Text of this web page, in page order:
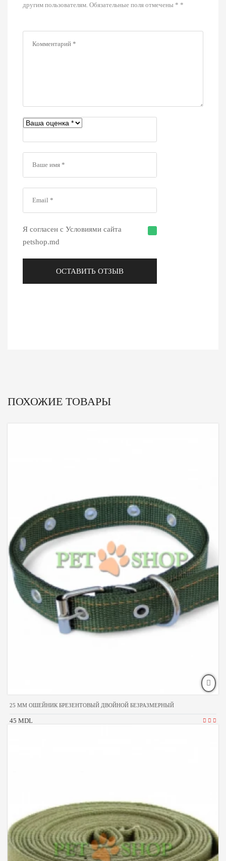
другим пользователям. Обязательные поля отмечены * *
Я согласен с Условиями сайта
petshop.md
ОСТАВИТЬ ОТЗЫВ
ПОХОЖИЕ ТОВАРЫ
25 MM ОШЕЙНИК БРЕЗЕНТОВЫЙ ДВОЙНОЙ БЕЗРАЗМЕРНЫЙ
45 MDL